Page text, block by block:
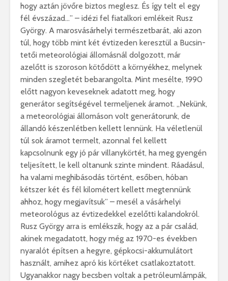
hogy aztán jövőre biztos meglesz. És így telt el egy
fél évszázad…” – idézi fel fiatalkori emlékeit Rusz
György. A marosvásárhelyi természetbarát, aki azon
túl, hogy több mint két évtizeden keresztül a Bucsin-
tetői meteorológiai állomásnál dolgozott, már
azelőtt is szoroson kötődött a környékhez, melynek
minden szegletét bebarangolta. Mint mesélte, 1990
előtt nagyon keveseknek adatott meg, hogy
generátor segítségével termeljenek áramot. „Nekünk,
a meteorológiai állomáson volt generátorunk, de
állandó készenlétben kellett lennünk. Ha véletlenül
túl sok áramot termelt, azonnal fel kellett
kapcsolnunk egy jó pár villanykörtét, ha meg gyengén
teljesített, le kell oltanunk szinte mindent. Ráadásul,
ha valami meghibásodás történt, esőben, hóban
kétszer két és fél kilométert kellett megtennünk
ahhoz, hogy megjavítsuk” – mesél a vásárhelyi
meteorológus az évtizedekkel ezelőtti kalandokról.
Rusz György arra is emlékszik, hogy az a pár család,
akinek megadatott, hogy még az 1970-es években
nyaralót építsen a hegyre, gépkocsi-akkumulátort
használt, amihez apró kis körtéket csatlakoztatott.
Ugyanakkor nagy becsben voltak a petróleumlámpák,